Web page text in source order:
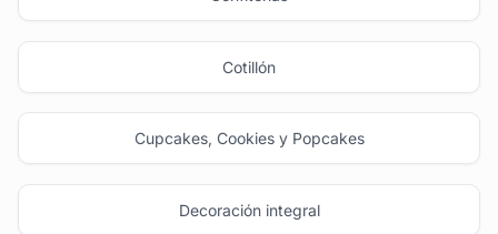
Cotillón
Cupcakes, Cookies y Popcakes
Decoración integral